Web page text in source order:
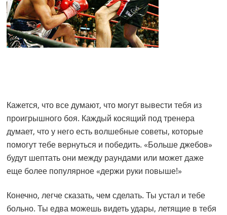
Кажется, что все думают, что могут вывести тебя из
проигрышного боя. Каждый косящий под тренера
думает, что у него есть волшебные советы, которые
помогут тебе вернуться и победить. «Больше джебов»
будут шептать они между раундами или может даже
еще более популярное «держи руки повыше!»
Конечно, легче сказать, чем сделать. Ты устал и тебе
больно. Ты едва можешь видеть удары, летящие в тебя